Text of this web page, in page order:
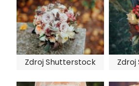
Zdroj Shutterstock